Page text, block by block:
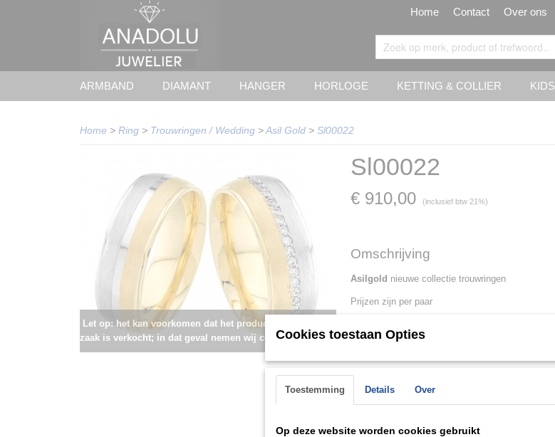
Home Contact Over ons
ARMBAND DIAMANT HANGER HORLOGE KETTING & COLLIER KIDS
Home > Ring > Trouwringen / Wedding >Asil Gold > Sl00022
Let op: het kan voorkomen dat het product onlangs in de
zaak is verkocht; in dat geval nemen wij contact met u op.
Sl00022
€ 910,00 (inclusief btw 21%)
Omschrijving
Asilgold nieuwe collectie trouwringen
Prijzen zijn per paar
Cookies toestaan Opties
Toestemming Details Over
Op deze website worden cookies gebruikt